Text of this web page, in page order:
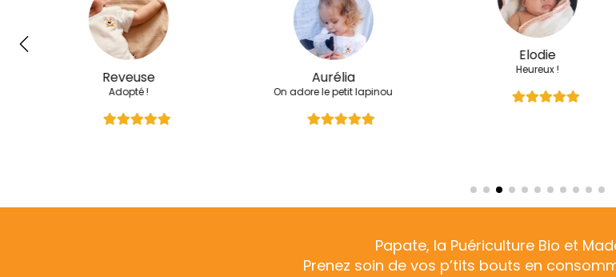
Aurélia
On adore le petit lapinou
Elodie
Heureux !
Papate, la Puériculture Bio et
Prenez soin de vos p’tits bouts en